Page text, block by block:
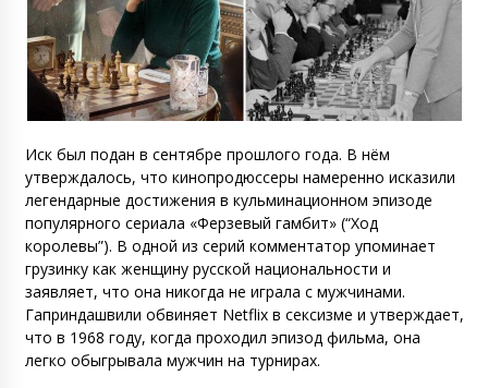
Иск был подан в сентябре прошлого года. В нём
утверждалось, что кинопродюссеры намеренно исказили
легендарные достижения в кульминационном эпизоде
популярного сериала «Ферзевый гамбит» (“Ход
королевы”). В одной из серий комментатор упоминает
грузинку как женщину русской национальности и
заявляет, что она никогда не играла с мужчинами.
Гаприндашвили обвиняет Netflix в сексизме и утверждает,
что в 1968 году, когда проходил эпизод фильма, она
легко обыгрывала мужчин на турнирах.